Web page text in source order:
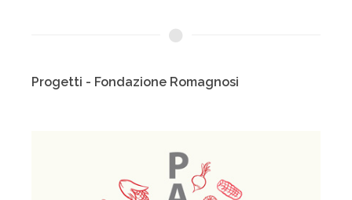
Progetti - Fondazione Romagnosi